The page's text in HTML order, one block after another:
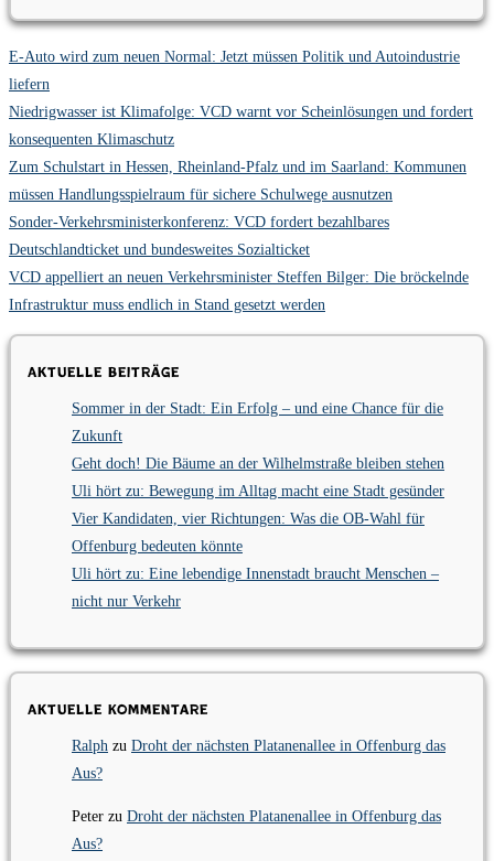
E-Auto wird zum neuen Normal: Jetzt müssen Politik und Autoindustrie
liefern
Niedrigwasser ist Klimafolge: VCD warnt vor Scheinlösungen und fordert
konsequenten Klimaschutz
Zum Schulstart in Hessen, Rheinland-Pfalz und im Saarland: Kommunen
müssen Handlungsspielraum für sichere Schulwege ausnutzen
Sonder-Verkehrsministerkonferenz: VCD fordert bezahlbares
Deutschlandticket und bundesweites Sozialticket
VCD appelliert an neuen Verkehrsminister Steffen Bilger: Die bröckelnde
Infrastruktur muss endlich in Stand gesetzt werden
Aktuelle Beiträge
Sommer in der Stadt: Ein Erfolg – und eine Chance für die
Zukunft
Geht doch! Die Bäume an der Wilhelmstraße bleiben stehen
Uli hört zu: Bewegung im Alltag macht eine Stadt gesünder
Vier Kandidaten, vier Richtungen: Was die OB-Wahl für
Offenburg bedeuten könnte
Uli hört zu: Eine lebendige Innenstadt braucht Menschen –
nicht nur Verkehr
Aktuelle Kommentare
Ralph zu Droht der nächsten Platanenallee in Offenburg das
Aus?
Peter zu Droht der nächsten Platanenallee in Offenburg das
Aus?